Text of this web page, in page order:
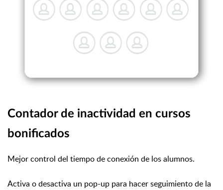
Contador de inactividad en cursos
bonificados
Mejor control del tiempo de conexión de los alumnos.
Activa o desactiva un pop-up para hacer seguimiento de la